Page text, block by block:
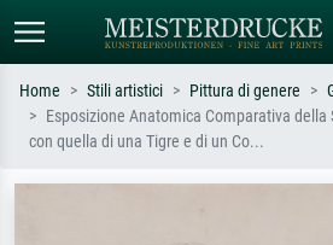
Ricerca standard
Home Stili artistici Pittura di genere
Esposizione Anatomica Comparativa
con quella di una Tigre e di un Co...